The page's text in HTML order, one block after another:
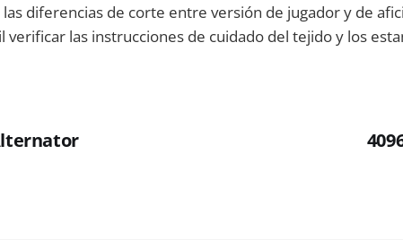
diferencias de corte entre versión de jugador y de
verificar las instrucciones de cuidado del tejido y los